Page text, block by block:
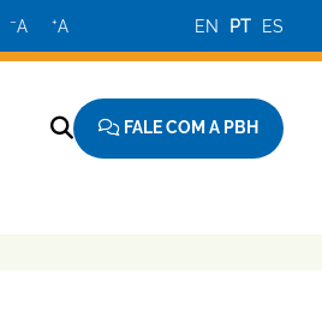
−A +A EN PT ES
FALE COM A PBH